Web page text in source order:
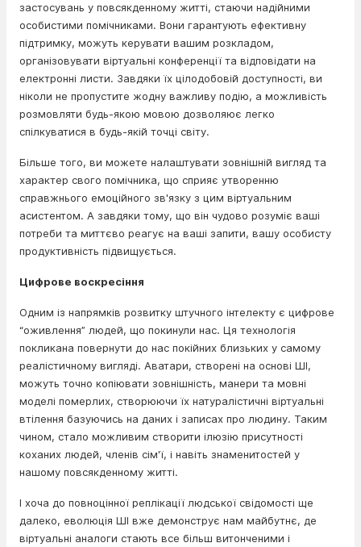
застосувань у повсякденному житті, стаючи надійними
особистими помічниками. Вони гарантують ефективну
підтримку, можуть керувати вашим розкладом,
організовувати віртуальні конференції та відповідати на
електронні листи. Завдяки їх цілодобовій доступності, ви
ніколи не пропустите жодну важливу подію, а можливість
розмовляти будь-якою мовою дозволяює легко
спілкуватися в будь-якій точці світу.
Більше того, ви можете налаштувати зовнішній вигляд та
характер свого помічника, що сприяє утворенню
справжнього емоційного зв'язку з цим віртуальним
асистентом. А завдяки тому, що він чудово розуміє ваші
потреби та миттєво реагує на ваші запити, вашу особисту
продуктивність підвищується.
Цифрове воскресіння
Одним із напрямків розвитку штучного інтелекту є цифрове
“оживлення” людей, що покинули нас. Ця технологія
покликана повернути до нас покійних близьких у самому
реалістичному вигляді. Аватари, створені на основі ШІ,
можуть точно копіювати зовнішність, манери та мовні
моделі померлих, створюючи їх натуралістичні віртуальні
втілення базуючись на даних і записах про людину. Таким
чином, стало можливим створити ілюзію присутності
коханих людей, членів сім'ї, і навіть знаменитостей у
нашому повсякденному житті.
І хоча до повноцінної реплікації людської свідомості ще
далеко, еволюція ШІ вже демонструє нам майбутнє, де
віртуальні аналоги стають все більш витонченими і